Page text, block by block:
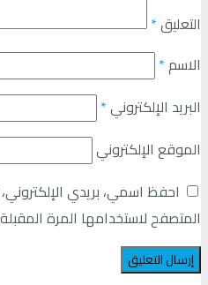
التعليق*
الاسم*
البريد الإلكتروني*
الموقع الإلكتروني
احفظ اسمي، بريدي
المتصفح لاستخدامها المرة